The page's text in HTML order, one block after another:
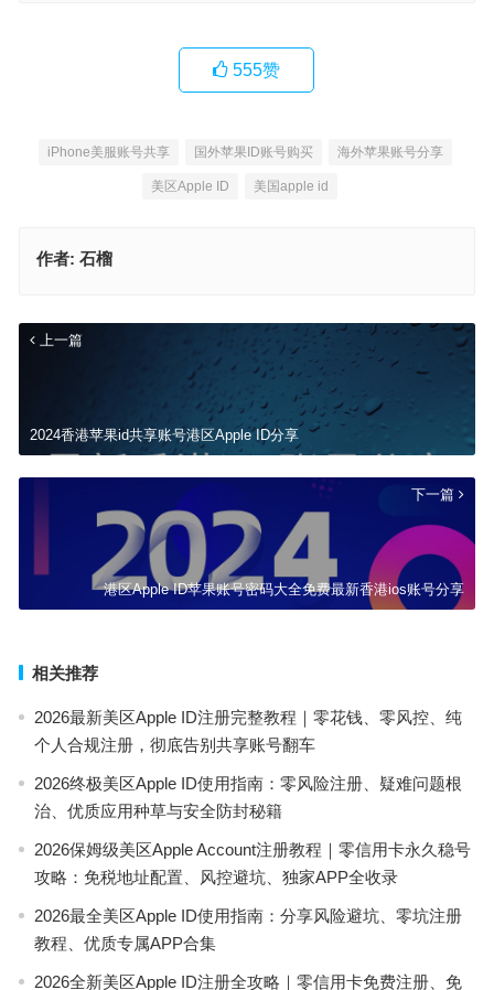
555赞
iPhone美服账号共享 国外苹果ID账号购买 海外苹果账号分享
美区Apple ID 美国apple id
作者: 石榴
上一篇
2024香港苹果id共享账号港区Apple ID分享
下一篇
港区Apple ID苹果账号密码大全免费最新香港ios账号分享
相关推荐
2026最新美区Apple ID注册完整教程｜零花钱、零风控、纯
个人合规注册，彻底告别共享账号翻车
2026终极美区Apple ID使用指南：零风险注册、疑难问题根
治、优质应用种草与安全防封秘籍
2026保姆级美区Apple Account注册教程｜零信用卡永久稳号
攻略：免税地址配置、风控避坑、独家APP全收录
2026最全美区Apple ID使用指南：分享风险避坑、零坑注册
教程、优质专属APP合集
2026全新美区Apple ID注册全攻略｜零信用卡免费注册、免